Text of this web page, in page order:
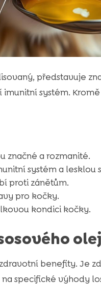
představuje
imunitní systém.
značné a rozmanité.
systém a lesklou
proti zánětům.
pro kočky.
kondici kočky.
benefity. Je
specifické výhody